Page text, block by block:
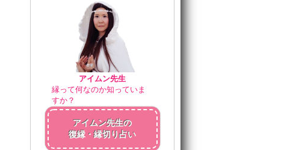
アイムン先生
縁って何なのか知っていま
すか？
アイムン先生の
復縁・縁切り占い